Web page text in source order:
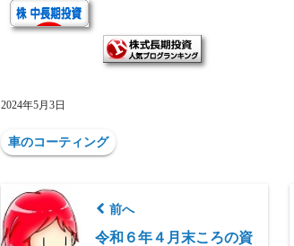
2024年5月3日
車のコーティング
前へ
令和６年４月末ころの資